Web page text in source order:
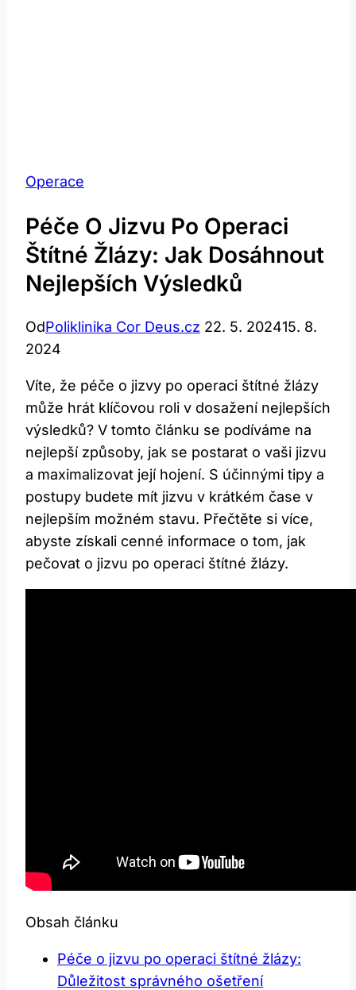
Operace
Péče O Jizvu Po Operaci
Štítné Žlázy: Jak Dosáhnout
Nejlepších Výsledků
OdPoliklinika Cor Deus.cz 22. 5. 202415. 8.
2024
Víte, ​že péče⁣ o jizvy po operaci⁣ štítné ⁤žlázy
může hrát‌ klíčovou roli v ‌dosažení nejlepších⁤
výsledků? V ⁢tomto článku se podíváme ⁤na​
nejlepší způsoby, jak se postarat o vaši jizvu
a maximalizovat její hojení. S účinnými tipy a
postupy budete ‍mít jizvu v krátkém čase v
nejlepším možném‍ stavu. Přečtěte si více,
abyste získali⁣ cenné informace o tom, jak⁣
pečovat o jizvu po operaci ‌štítné žlázy.
Obsah článku
Péče o jizvu po operaci štítné žlázy:
Důležitost správného ošetření